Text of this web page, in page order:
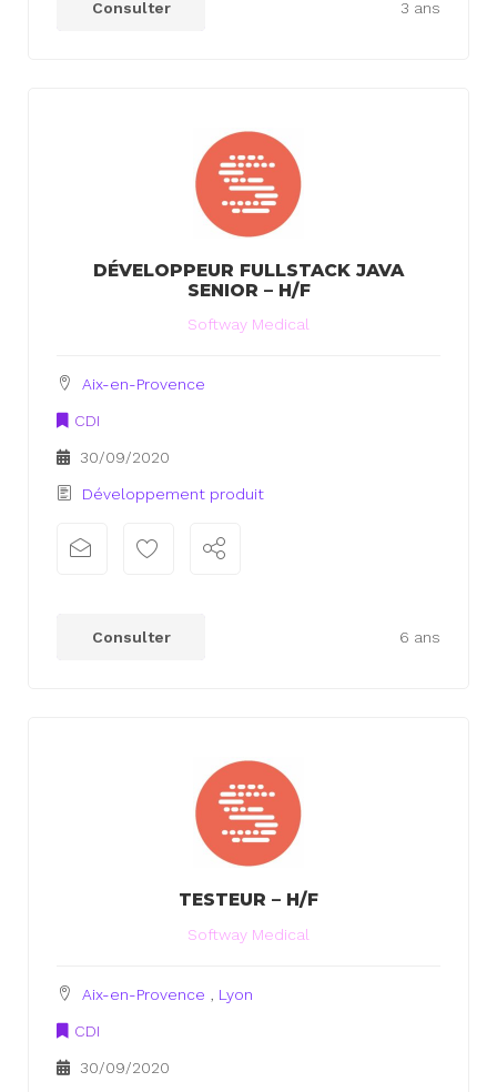
Consulter 3 ans
DÉVELOPPEUR FULLSTACK JAVA
SENIOR – H/F
Softway Medical
Aix-en-Provence
CDI
30/09/2020
Développement produit
xx xx
Consulter 6 ans
TESTEUR – H/F
Softway Medical
Aix-en-Provence Lyon
CDI
30/09/2020